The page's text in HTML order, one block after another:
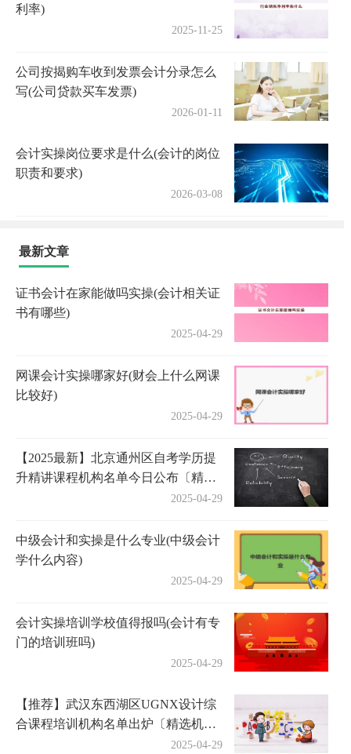
利率)
2025-11-25
公司按揭购车收到发票会计分录怎么
写(公司贷款买车发票)
2026-01-11
会计实操岗位要求是什么(会计的岗位
职责和要求)
2026-03-08
最新文章
证书会计在家能做吗实操(会计相关证
书有哪些)
2025-04-29
网课会计实操哪家好(财会上什么网课
比较好)
2025-04-29
【2025最新】北京通州区自考学历提
升精讲课程机构名单今日公布〔精选
2025-04-29
中级会计和实操是什么专业(中级会计
学什么内容)
2025-04-29
会计实操培训学校值得报吗(会计有专
门的培训班吗)
2025-04-29
【推荐】武汉东西湖区UGNX设计综
合课程培训机构名单出炉〔精选机构
2025-04-29